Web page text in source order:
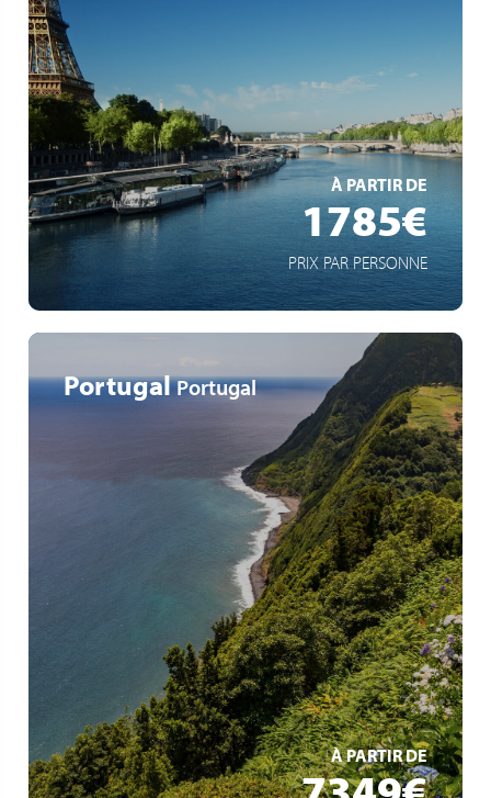
À PARTIR DE
1785€
PRIX PAR PERSONNE
Au cœur de l’Histoire de Paris
Bateau à roue à aubes
EN SAVOIR +
Portugal Portugal
À PARTIR DE
Découverte de six des neuf îles des Açores
Nature unique (volcan, formations géologiques,
végétation luxuriante)
Une excursion incluse par jour, menée par des guides
locaux
EN SAVOIR +